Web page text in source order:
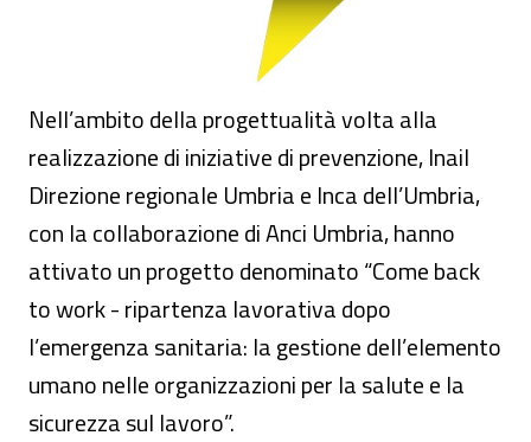
Nell’ambito della progettualità volta alla
realizzazione di iniziative di prevenzione, Inail
Direzione regionale Umbria e Inca dell’Umbria,
con la collaborazione di Anci Umbria, hanno
attivato un progetto denominato “Come back
to work - ripartenza lavorativa dopo
l’emergenza sanitaria: la gestione dell’elemento
umano nelle organizzazioni per la salute e la
sicurezza sul lavoro”.